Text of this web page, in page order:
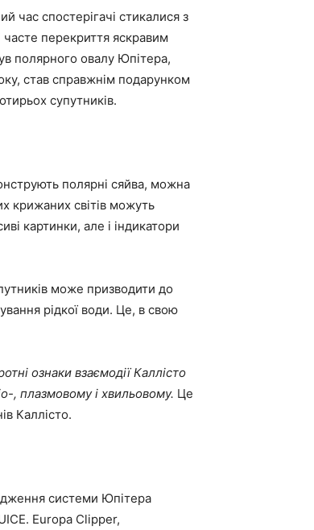
час спостерігачі стикалися з
часте перекриття яскравим
полярного овалу Юпітера,
став справжнім подарунком
супутників.
полярні сяйва, можна
крижаних світів можуть
картинки, але і індикатори
може призводити до
рідкої води. Це, в свою
ознаки взаємодії Каллісто
, плазмовому і хвильовому. Це
Каллісто.
системи Юпітера
Europa Clipper,